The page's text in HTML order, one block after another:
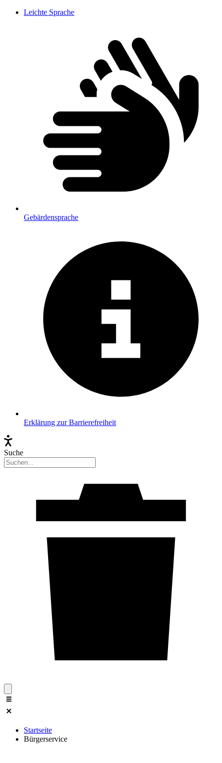
Leichte Sprache
Gebärdensprache
Erklärung zur Barrierefreiheit
Suche
Startseite
Bürgerservice